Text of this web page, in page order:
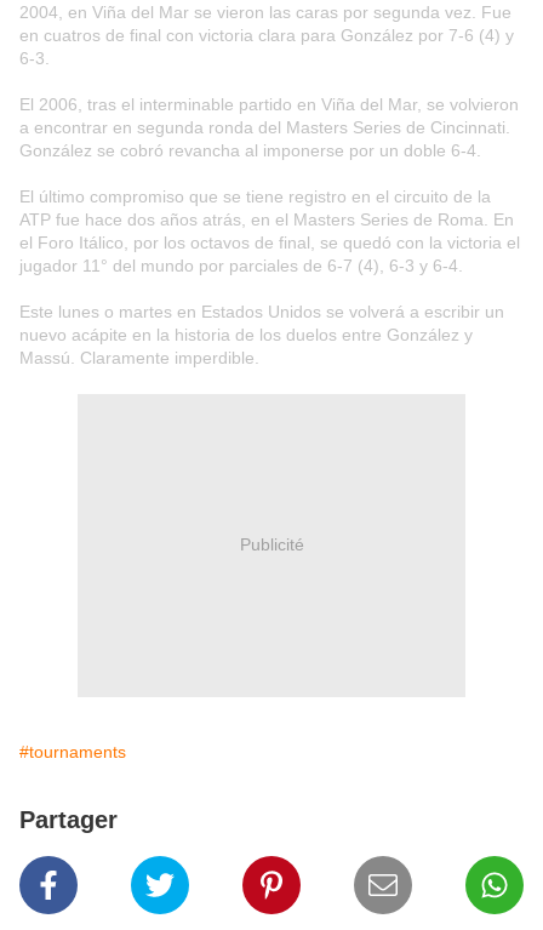
2004, en Viña del Mar se vieron las caras por segunda vez. Fue
en cuatros de final con victoria clara para González por 7-6 (4) y
6-3.
El 2006, tras el interminable partido en Viña del Mar, se volvieron
a encontrar en segunda ronda del Masters Series de Cincinnati.
González se cobró revancha al imponerse por un doble 6-4.
El último compromiso que se tiene registro en el circuito de la
ATP fue hace dos años atrás, en el Masters Series de Roma. En
el Foro Itálico, por los octavos de final, se quedó con la victoria el
jugador 11° del mundo por parciales de 6-7 (4), 6-3 y 6-4.
Este lunes o martes en Estados Unidos se volverá a escribir un
nuevo acápite en la historia de los duelos entre González y
Massú. Claramente imperdible.
Publicité
#tournaments
Partager